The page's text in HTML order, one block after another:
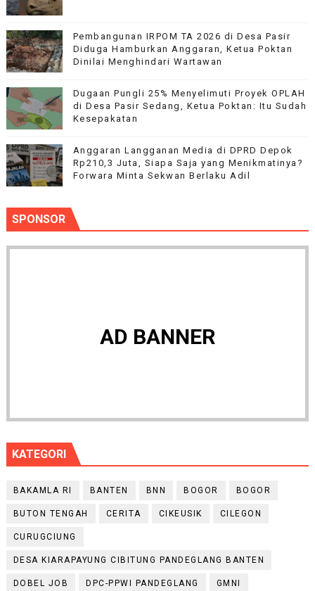
Pembangunan IRPOM TA 2026 di Desa Pasir
Diduga Hamburkan Anggaran, Ketua Poktan
Dinilai Menghindari Wartawan
Dugaan Pungli 25% Menyelimuti Proyek OPLAH
di Desa Pasir Sedang, Ketua Poktan: Itu Sudah
Kesepakatan
Anggaran Langganan Media di DPRD Depok
Rp210,3 Juta, Siapa Saja yang Menikmatinya?
Forwara Minta Sekwan Berlaku Adil
SPONSOR
AD BANNER
KATEGORI
BAKAMLA RI BANTEN BNN BOGOR BOGOR
BUTON TENGAH CERITA CIKEUSIK CILEGON
CURUGCIUNG
DESA KIARAPAYUNG CIBITUNG PANDEGLANG BANTEN
DOBEL JOB DPC-PPWI PANDEGLANG GMNI